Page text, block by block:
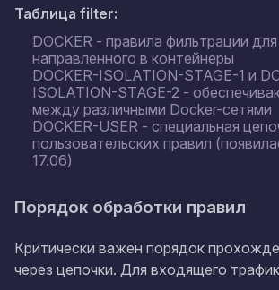
Таблица filter:
DOCKER - правила фильтрации
направленного в контейнеры
DOCKER-ISOLATION-STAGE-1 и
ISOLATION-STAGE-2 -
между различными Docker-сетями
DOCKER-USER - специальная
пользовательских правил
17.06)
Порядок обработки правил
Критически важен порядок
через цепочки. Для входящего